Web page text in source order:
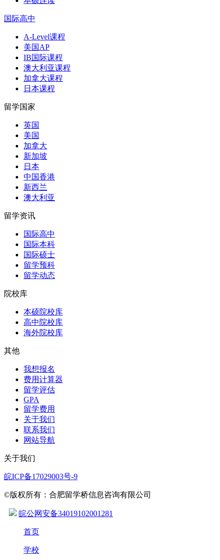
国际高中
A-Level课程
美国AP
IB国际课程
澳大利亚课程
加拿大课程
日本课程
留学国家
英国
美国
加拿大
新加坡
日本
中国香港
新西兰
澳大利亚
留学资讯
国际高中
国际本科
国际硕士
留学预科
留学动态
院校库
本硕院校库
高中院校库
海外院校库
其他
我想报名
费用计算器
留学评估
GPA
留学费用
关于我们
联系我们
网站导航
关于我们
皖ICP备17029003号-9
©版权所有：合肥留学桥信息咨询有限公司
皖公网安备34019102001281
首页
学校